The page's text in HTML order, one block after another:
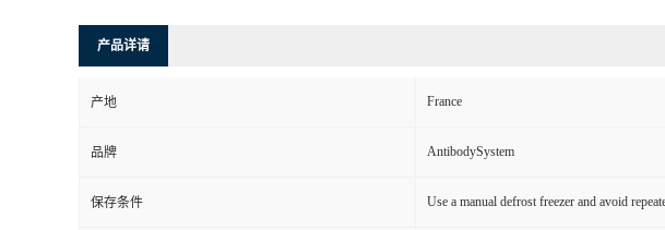
产品详请
产地 France
品牌 AntibodySystem
保存条件 Use a manual defrost freezer and avoid